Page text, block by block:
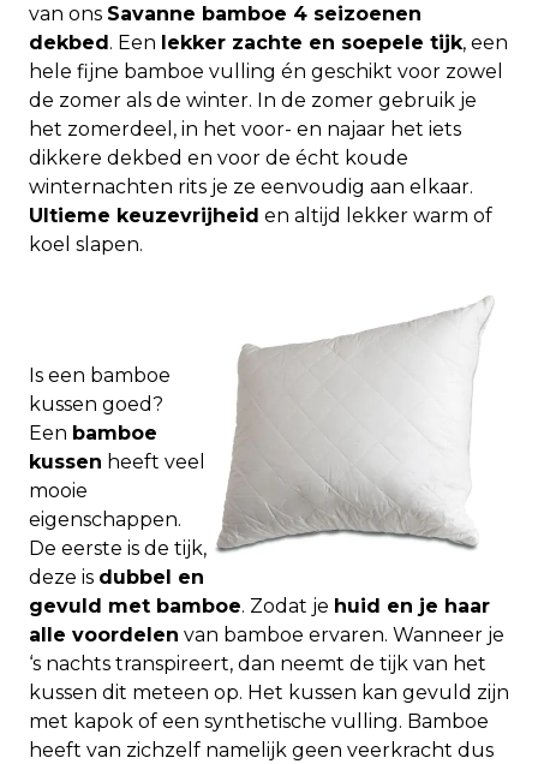
van ons Savanne bamboe 4 seizoenen
dekbed . Een lekker zachte en soepele tijk, een
hele fijne bamboe vulling én geschikt voor zowel
de zomer als de winter. In de zomer gebruik je
het zomerdeel, in het voor- en najaar het iets
dikkere dekbed en voor de écht koude
winternachten rits je ze eenvoudig aan elkaar.
Ultieme keuzevrijheid en altijd lekker warm of
koel slapen.
Is een bamboe
kussen goed?
Een bamboe
kussen heeft veel
mooie
eigenschappen.
De eerste is de tijk,
deze is dubbel en
gevuld met bamboe. Zodat je huid en je haar
alle voordelen van bamboe ervaren. Wanneer je
‘s nachts transpireert, dan neemt de tijk van het
kussen dit meteen op. Het kussen kan gevuld zijn
met kapok of een synthetische vulling. Bamboe
heeft van zichzelf namelijk geen veerkracht dus